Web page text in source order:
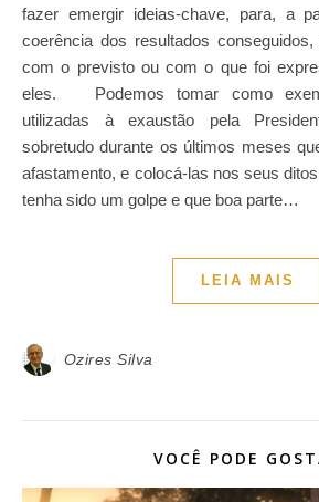
fazer emergir ideias-chave, para, a
coerência dos resultados
com o previsto ou com o que foi
eles. Podemos tomar como
utilizadas à exaustão pela
sobretudo durante os últimos meses
afastamento, e colocá-las nos seus ditos
tenha sido um golpe e que boa parte…
LEIA MAIS
Ozires Silva
VOCÊ PODE